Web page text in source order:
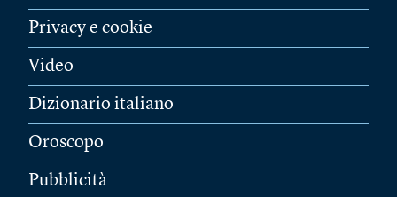
Privacy e cookie
Video
Dizionario italiano
Oroscopo
Pubblicità